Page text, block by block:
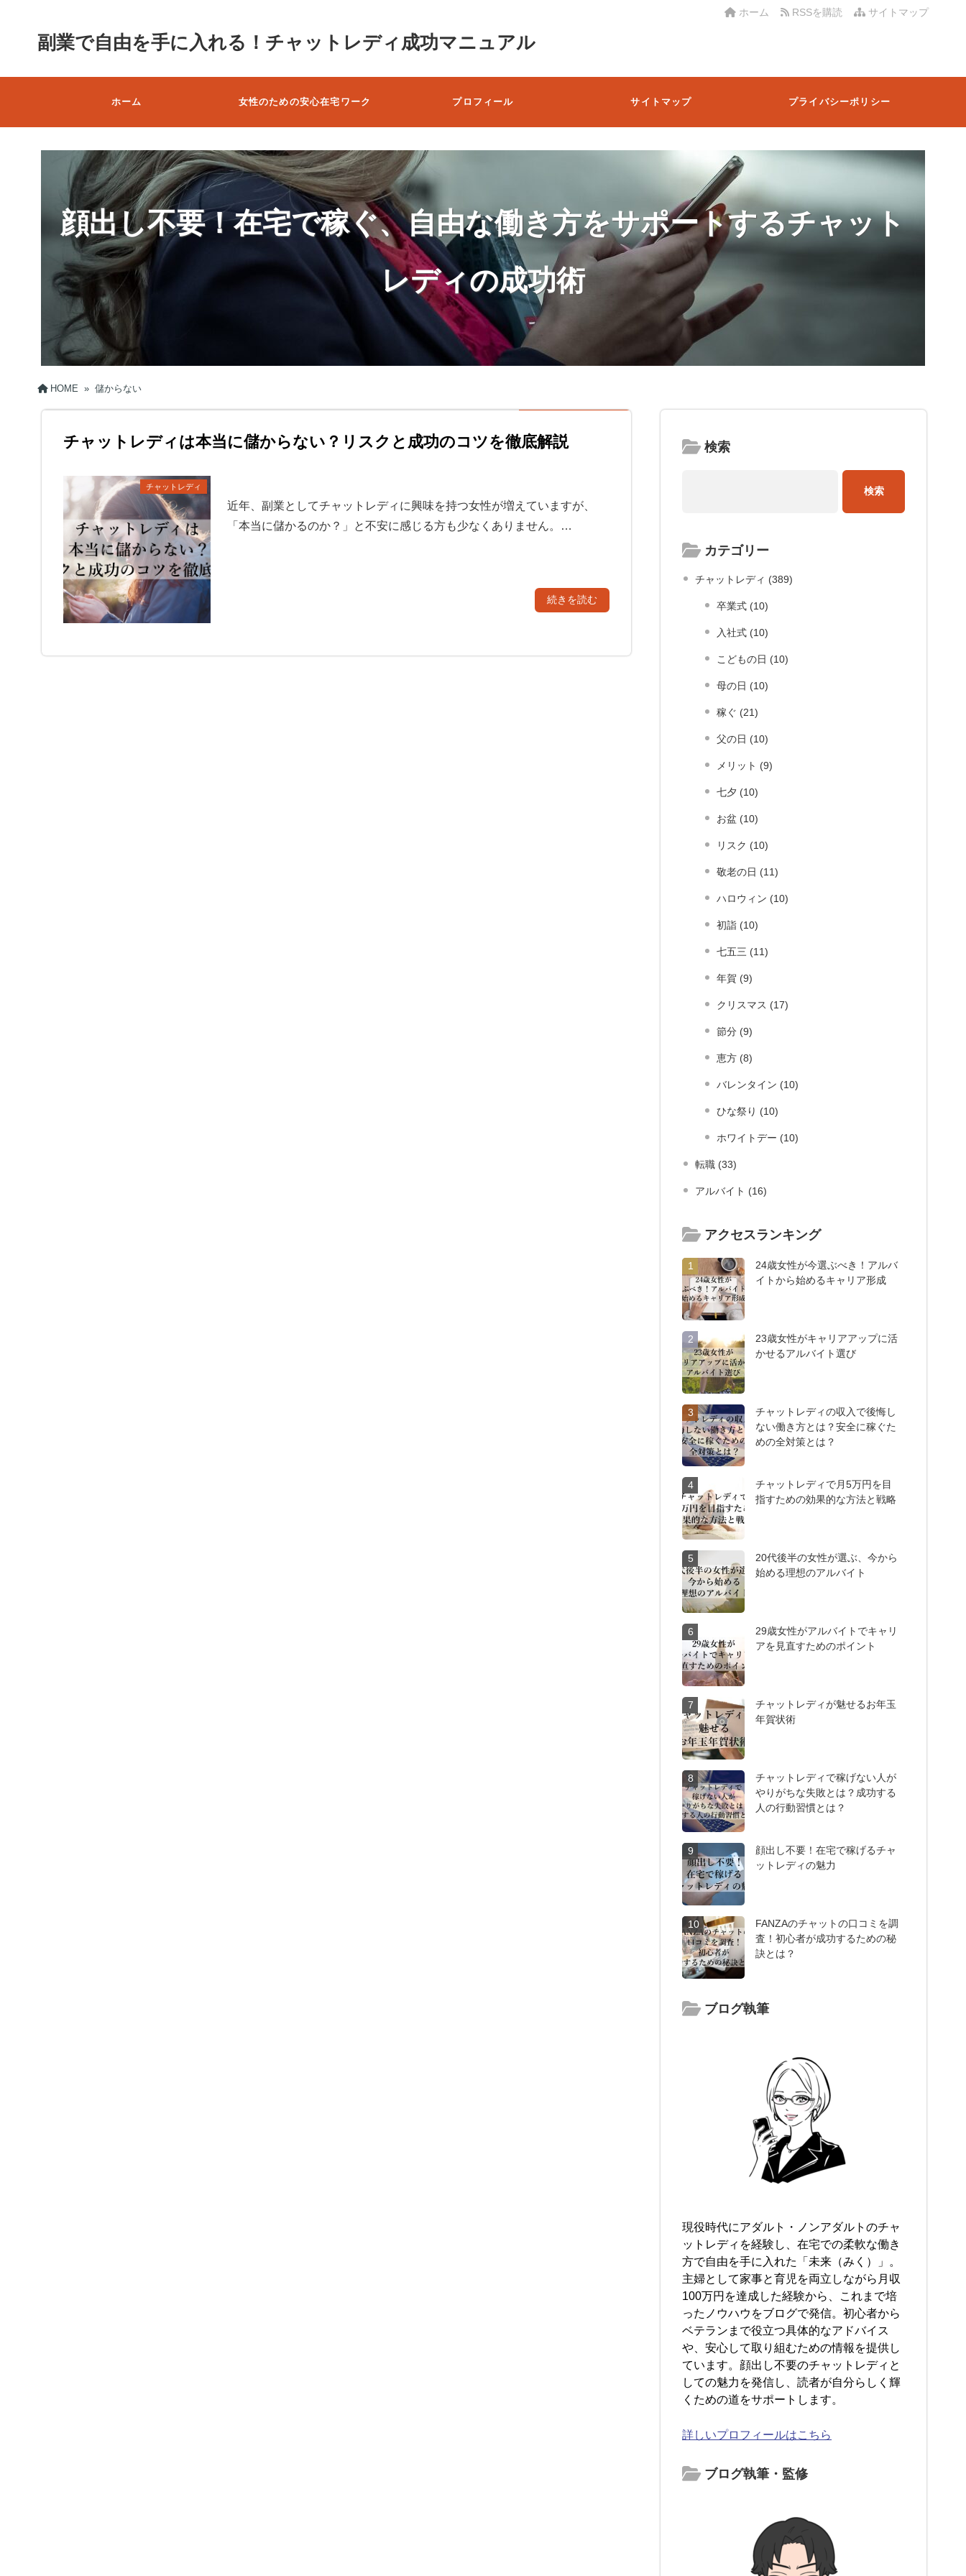
サイトマップ
RSSを購読
ホーム
副業で自由を手に入れる！チャットレディ成功マニュアル
ホーム 女性のための安心在宅ワーク プロフィール サイトマップ プライバシーポリシー
顔出し不要！在宅で稼ぐ、自由な働き方をサポートするチャット
レディの成功術
HOME » 儲からない
チャットレディは本当に儲からない？リスクと成功のコツを徹底解説
チャットレディ
近年、副業としてチャットレディに興味を持つ女性が増えていますが、
「本当に儲かるのか？」と不安に感じる方も少なくありません。…
続きを読む
検索
カテゴリー
チャットレディ (389)
卒業式 (10)
入社式 (10)
こどもの日 (10)
母の日 (10)
稼ぐ (21)
父の日 (10)
メリット (9)
七夕 (10)
お盆 (10)
リスク (10)
敬老の日 (11)
ハロウィン (10)
初詣 (10)
七五三 (11)
年賀 (9)
クリスマス (17)
節分 (9)
恵方 (8)
バレンタイン (10)
ひな祭り (10)
ホワイトデー (10)
転職 (33)
アルバイト (16)
アクセスランキング
1
24歳女性が今選ぶべき！アルバ
イトから始めるキャリア形成
2
23歳女性がキャリアアップに活
かせるアルバイト選び
3
チャットレディの収入で後悔し
ない働き方とは？安全に稼ぐた
めの全対策とは？
4
チャットレディで月5万円を目
指すための効果的な方法と戦略
5
20代後半の女性が選ぶ、今から
始める理想のアルバイト
6
29歳女性がアルバイトでキャリ
アを見直すためのポイント
7
チャットレディが魅せるお年玉
年賀状術
8
チャットレディで稼げない人が
やりがちな失敗とは？成功する
人の行動習慣とは？
9
顔出し不要！在宅で稼げるチャ
ットレディの魅力
10
FANZAのチャットの口コミを調
査！初心者が成功するための秘
訣とは？
ブログ執筆
現役時代にアダルト・ノンアダルトのチャ
ットレディを経験し、在宅での柔軟な働き
方で自由を手に入れた「未来（みく）」。
主婦として家事と育児を両立しながら月収
100万円を達成した経験から、これまで培
ったノウハウをブログで発信。初心者から
ベテランまで役立つ具体的なアドバイス
や、安心して取り組むための情報を提供し
ています。顔出し不要のチャットレディと
しての魅力を発信し、読者が自分らしく輝
くための道をサポートします。
詳しいプロフィールはこちら
ブログ執筆・監修